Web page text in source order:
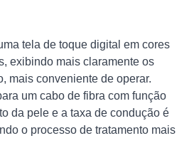
tela de toque digital em cores
exibindo mais claramente os
mais conveniente de operar.
um cabo de fibra com função
da pele e a taxa de condução é
o processo de tratamento mais